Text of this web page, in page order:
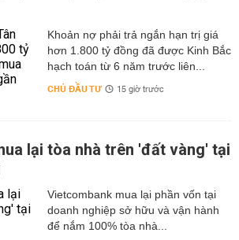
hơn 1.800 tỷ đồng đã được Kinh Bắc
hạch toán từ 6 năm trước liên...
CHỦ ĐẦU TƯ 15 giờ trước
lại tòa nhà trên 'đất vàng' tại
Vietcombank mua lại phần vốn tại
doanh nghiệp sở hữu và vận hành
để nắm 100% tòa nhà...